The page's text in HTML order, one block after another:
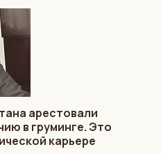
арестовали
в груминге. Это
карьере